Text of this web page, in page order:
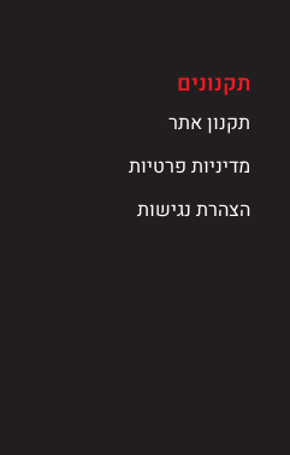
תקנונים
תקנון אתר
מדיניות פרטיות
הצהרת נגישות